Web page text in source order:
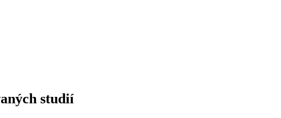
studií